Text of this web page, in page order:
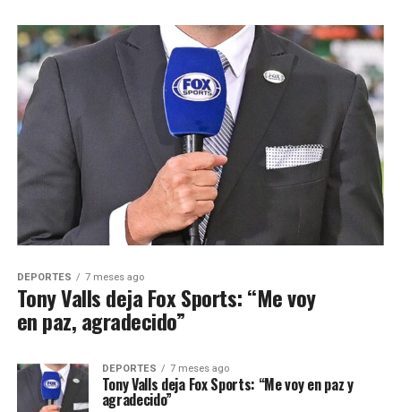
DEPORTES 7 meses ago
Tony Valls deja Fox Sports: “Me voy
en paz, agradecido”
DEPORTES 7 meses ago
Tony Valls deja Fox Sports: “Me voy en paz y
agradecido”